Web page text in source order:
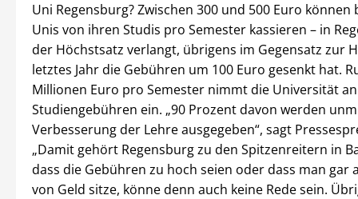
Uni Regensburg? Zwischen 300 und 500 Euro können
Unis von ihren Studis pro Semester kassieren – in
der Höchstsatz verlangt, übrigens im Gegensatz zur
letztes Jahr die Gebühren um 100 Euro gesenkt hat.
Millionen Euro pro Semester nimmt die Universität an
Studiengebühren ein. „90 Prozent davon werden
Verbesserung der Lehre ausgegeben“, sagt
„Damit gehört Regensburg zu den Spitzenreitern in
dass die Gebühren zu hoch seien oder dass man gar
von Geld sitze, könne denn auch keine Rede sein.